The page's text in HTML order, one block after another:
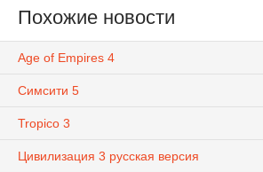
Похожие новости
Age of Empires 4
Симсити 5
Tropico 3
Цивилизация 3 русская версия